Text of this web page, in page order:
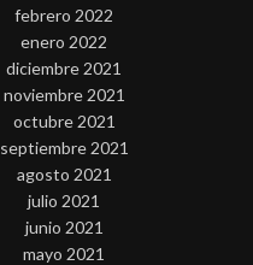
febrero 2022
enero 2022
diciembre 2021
noviembre 2021
octubre 2021
septiembre 2021
agosto 2021
julio 2021
junio 2021
mayo 2021